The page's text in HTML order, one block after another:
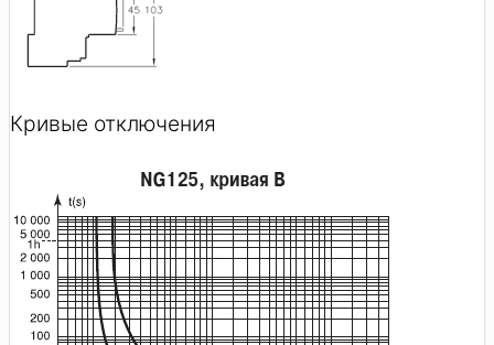
Кривые отключения